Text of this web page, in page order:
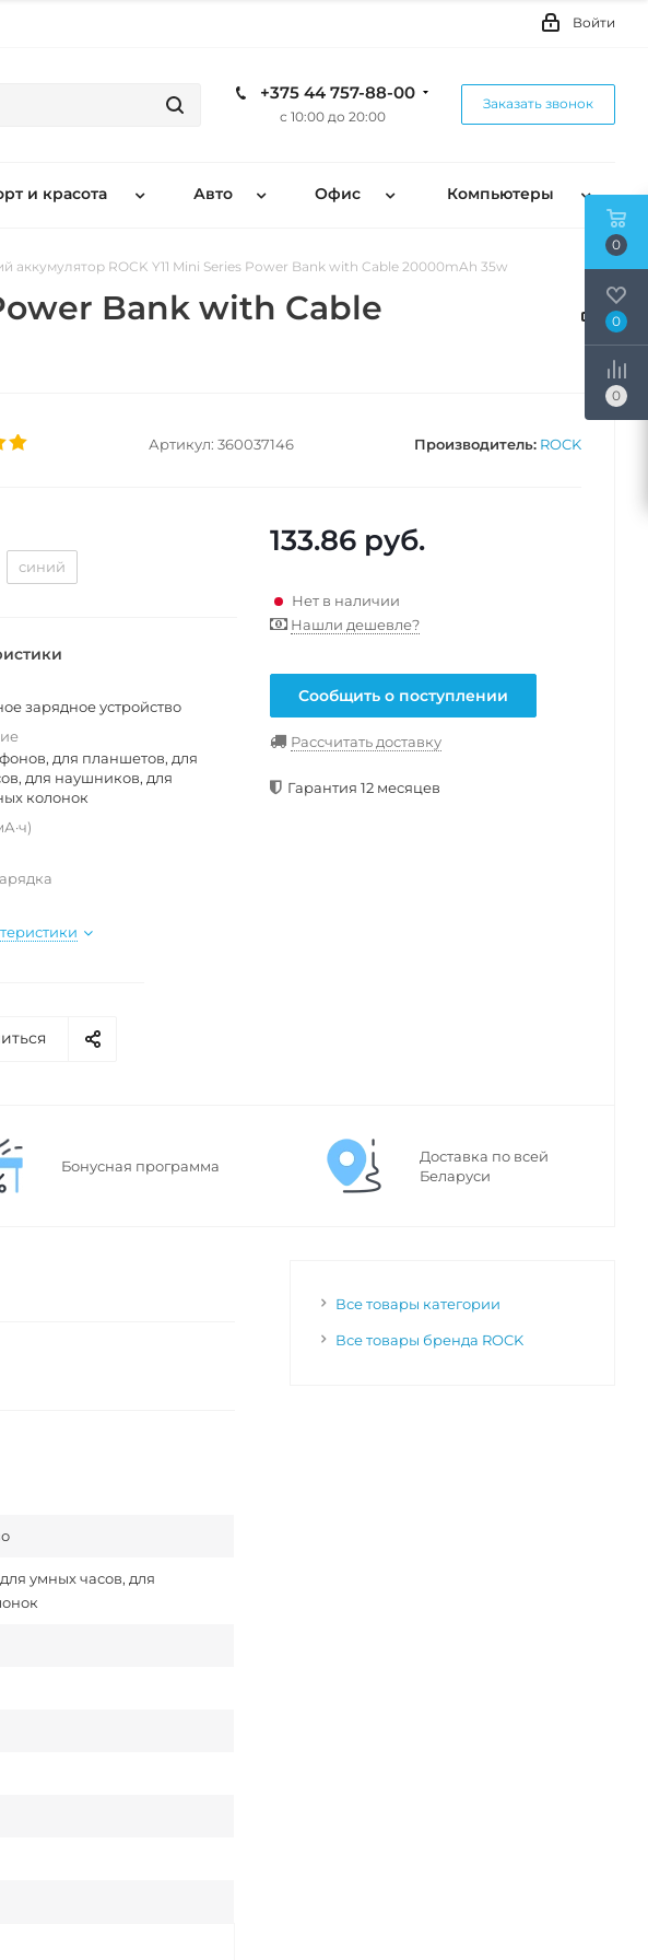
Войти
+375 44 757-88-00
с 10:00 до 20:00
Заказать звонок
и красота Авто Офис Компьютеры
аккумулятор ROCK Y11 Mini Series Power Bank with Cable 20000mAh 35w
Bank with Cable
Артикул: 360037146 Производитель: ROCK
синий
зарядное устройство
для планшетов, для
для наушников, для
колонок
133.86 руб.
Нет в наличии
Нашли дешевле?
Сообщить о поступлении
Рассчитать доставку
Гарантия 12 месяцев
Бонусная программа
Доставка по всей
Беларуси
умных часов, для
Все товары категории
Все товары бренда ROCK
0
0
0